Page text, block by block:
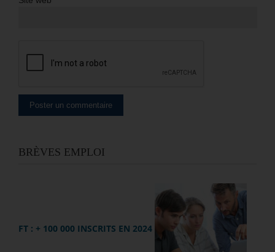
BRÈVES EMPLOI
FT : + 100 000 INSCRITS EN 2024